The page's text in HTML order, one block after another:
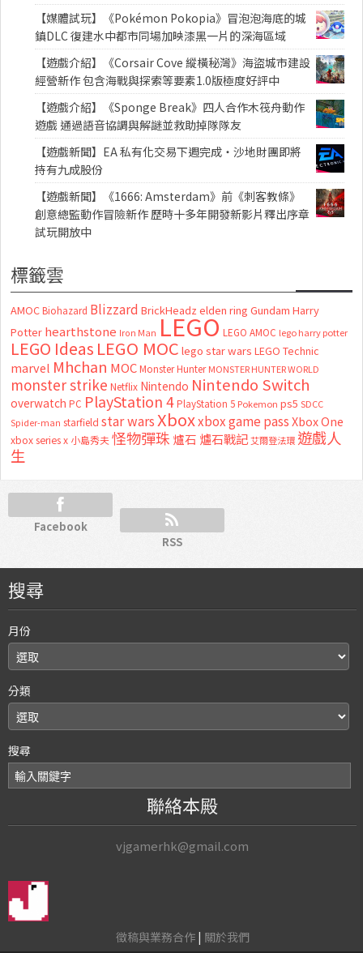
【媒體試玩】《Pokémon Pokopia》冒泡泡海底的城
鎮DLC 復建水中都市同場加映漆黑一片的深海區域
【遊戲介紹】《Corsair Cove 縱橫秘灣》海盜城市建設
經營新作 包含海戰與探索等要素1.0版極度好評中
【遊戲介紹】《Sponge Break》四人合作木筏舟動作
遊戲 通過語音協調與解謎並救助掉隊隊友
【遊戲新聞】EA 私有化交易下週完成・沙地財團即將
持有九成股份
【遊戲新聞】《1666: Amsterdam》前《刺客教條》
創意總監動作冒險新作 歷時十多年開發新影片釋出序章
試玩開放中
標籤雲
AMOC Biohazard Blizzard BrickHeadz elden ring Gundam Harry
Potter hearthstone Iron Man LEGO LEGO AMOC lego harry potter
LEGO Ideas LEGO MOC lego star wars LEGO Technic
marvel Mhchan MOC Monster Hunter MONSTER HUNTER WORLD
monster strike Netflix Nintendo Nintendo Switch
overwatch PC PlayStation 4 PlayStation 5 Pokemon ps5 SDCC
Spider-man starfield star wars Xboxxbox game passXbox One
xbox series x 小島秀夫怪物彈珠 爐石 爐石戰記艾爾登法環 遊戲人
生
Facebook
RSS
搜尋
月份
分類
搜尋
聯絡本殿
vjgamerhk@gmail.com
徵稿與業務合作| 關於我們